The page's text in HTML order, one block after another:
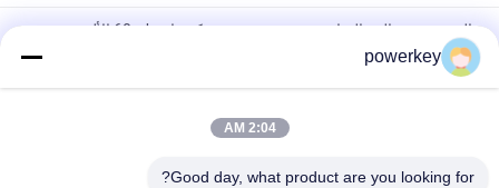
الصين تصنيع البيع المباشر موزع ميني موزع كهربائي 60ml الألومنيوم
مل من الألومنيوم
100 مل المعدات الممتازة للزيوت الأساسية الواسعة الواسعة الواسعة
powerkey
2:04 AM
Good day, what product are you looking for?